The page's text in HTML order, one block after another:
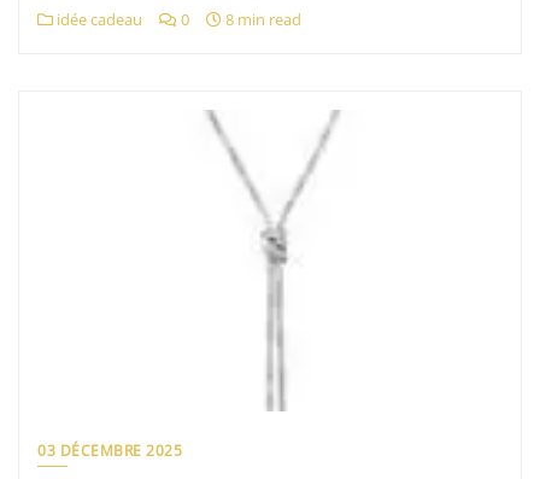
idée cadeau 0 8 min read
03 DÉCEMBRE 2025